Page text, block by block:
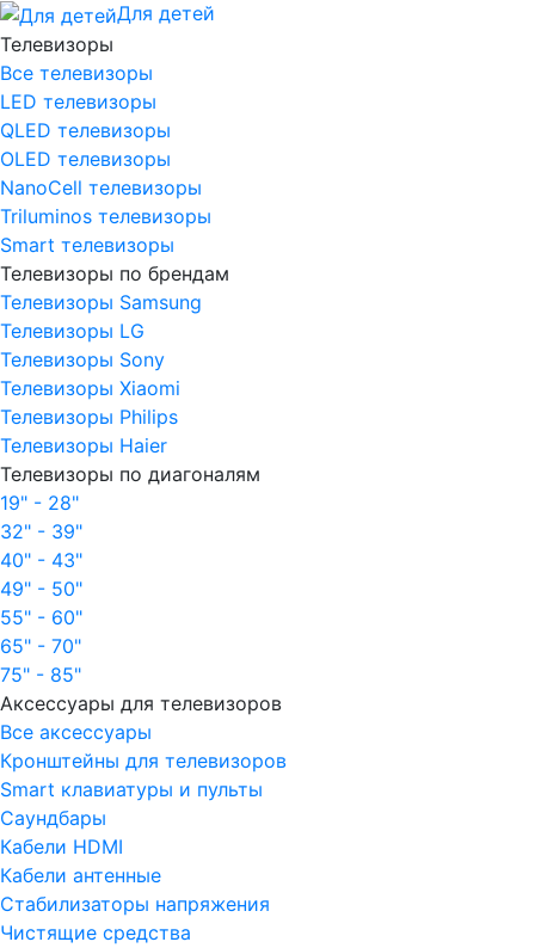
Для детей
Телевизоры
Все телевизоры
LED телевизоры
QLED телевизоры
OLED телевизоры
NanoCell телевизоры
Triluminos телевизоры
Smart телевизоры
Телевизоры по брендам
Телевизоры Samsung
Телевизоры LG
Телевизоры Sony
Телевизоры Xiaomi
Телевизоры Philips
Телевизоры Haier
Телевизоры по диагоналям
19" - 28"
32" - 39"
40" - 43"
49" - 50"
55" - 60"
65" - 70"
75" - 85"
Аксессуары для телевизоров
Все аксессуары
Кронштейны для телевизоров
Smart клавиатуры и пульты
Саундбары
Кабели HDMI
Кабели антенные
Стабилизаторы напряжения
Чистящие средства